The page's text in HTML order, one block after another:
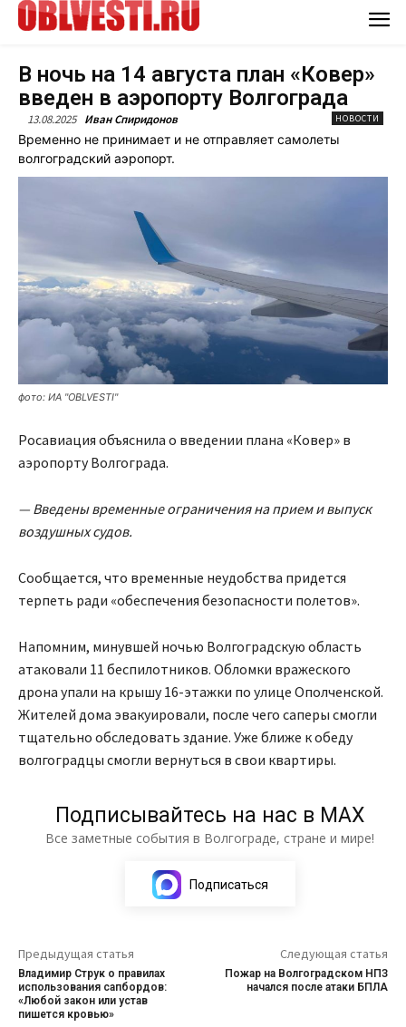
В ночь на 14 августа план «Ковер»
введен в аэропорту Волгограда
13.08.2025 Иван Спиридонов НОВОСТИ
Временно не принимает и не отправляет самолеты
волгоградский аэропорт.
фото: ИА "OBLVESTI"
Росавиация объяснила о введении плана «Ковер» в
аэропорту Волгограда.
— Введены временные ограничения на прием и выпуск
воздушных судов.
Сообщается, что временные неудобства придется
терпеть ради «обеспечения безопасности полетов».
Напомним, минувшей ночью Волгоградскую область
атаковали 11 беспилотников. Обломки вражеского
дрона упали на крышу 16-этажки по улице Ополченской.
Жителей дома эвакуировали, после чего саперы смогли
тщательно обследовать здание. Уже ближе к обеду
волгоградцы смогли вернуться в свои квартиры.
Подписывайтесь на нас в МАХ
Все заметные события в Волгограде, стране и мире!
Подписаться
Предыдущая статья
Владимир Струк о правилах
использования сапбордов:
«Любой закон или устав
пишется кровью»
Следующая статья
Пожар на Волгоградском НПЗ
начался после атаки БПЛА